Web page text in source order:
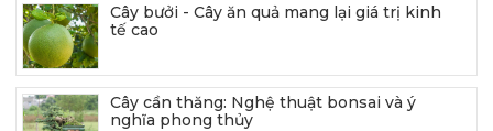
Cây bưởi - Cây ăn quả mang lại giá trị kinh
tế cao
Cây cần thăng: Nghệ thuật bonsai và ý
nghĩa phong thủy